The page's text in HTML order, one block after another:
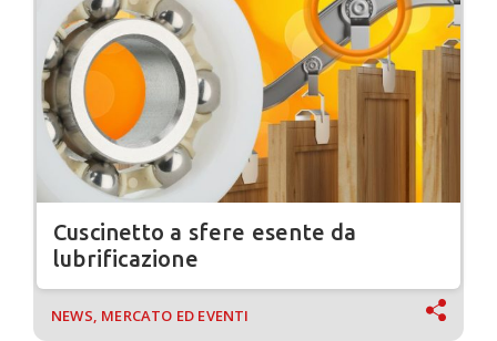
Cuscinetto a sfere esente da
lubrificazione
NEWS, MERCATO ED EVENTI